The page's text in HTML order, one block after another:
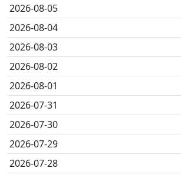
2026-08-05
2026-08-04
2026-08-03
2026-08-02
2026-08-01
2026-07-31
2026-07-30
2026-07-29
2026-07-28